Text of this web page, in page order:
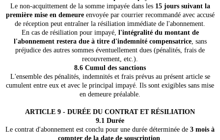
Le non-acquittement de la somme impayée dans les 15 jours suivant la
première mise en demeureenvoyée par courrier recommandé avec accusé
de réception peut entraîner la résiliation immédiate de l'abonnement.
En cas de résiliation pour impayé, l'intégralité du montant de
l'abonnement restera due à titre d'indemnité compensatrice, sans
préjudice des autres sommes éventuellement dues (pénalités, frais de
recouvrement, etc.).
8.6 Cumul des sanctions
L'ensemble des pénalités, indemnités et frais prévus au présent article se
cumulent entre eux et avec le principal impayé. Ils sont exigibles sans mise
en demeure préalable.
ARTICLE 9 - DURÉE DU CONTRAT ET RÉSILIATION
9.1 Durée
Le contrat d'abonnement est conclu pour une durée déterminée de 3 mois à
compter de la date de souscription.